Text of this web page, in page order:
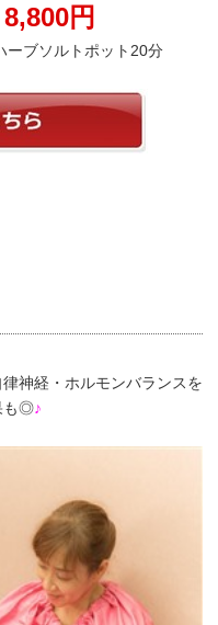
8,800円
ブソルトポット20分
神経・ホルモンバランスを
も◎♪